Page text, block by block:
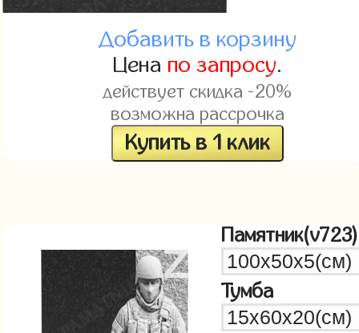
Добавить в корзину
Цена по запросу.
действует скидка -20%
возможна рассрочка
Купить в 1 клик
Памятник(v723)
Тумба